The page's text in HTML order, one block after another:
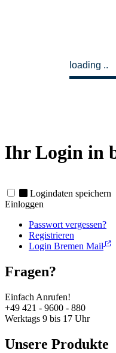
loading
Ihr Login in
Logindaten speichern
Einloggen
Passwort vergessen?
Registrieren
Login Bremen Mail
Fragen?
Einfach Anrufen!
+49 421 - 9600 - 880
Werktags 9 bis 17 Uhr
Unsere Produkte